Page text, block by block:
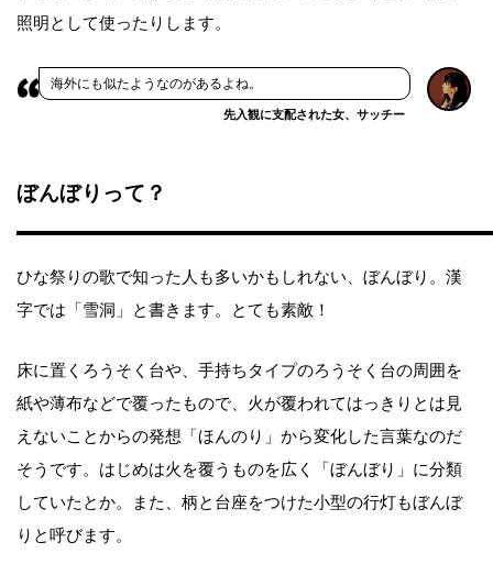
照明として使ったりします。
海外にも似たようなのがあるよね。
先入観に支配された女、サッチー
ぼんぼりって？
ひな祭りの歌で知った人も多いかもしれない、ぼんぼり。漢
字では「雪洞」と書きます。とても素敵！
床に置くろうそく台や、手持ちタイプのろうそく台の周囲を
紙や薄布などで覆ったもので、火が覆われてはっきりとは見
えないことからの発想「ほんのり」から変化した言葉なのだ
そうです。はじめは火を覆うものを広く「ぼんぼり」に分類
していたとか。また、柄と台座をつけた小型の行灯もぼんぼ
りと呼びます。